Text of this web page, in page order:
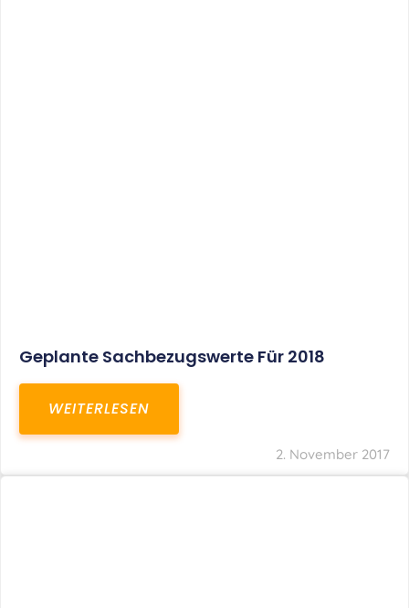
Geplante Sachbezugswerte Für 2018
WEITERLESEN
2. November 2017